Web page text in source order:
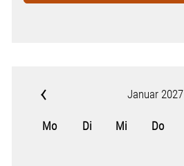
Januar 2027
Mo Di Mi Do